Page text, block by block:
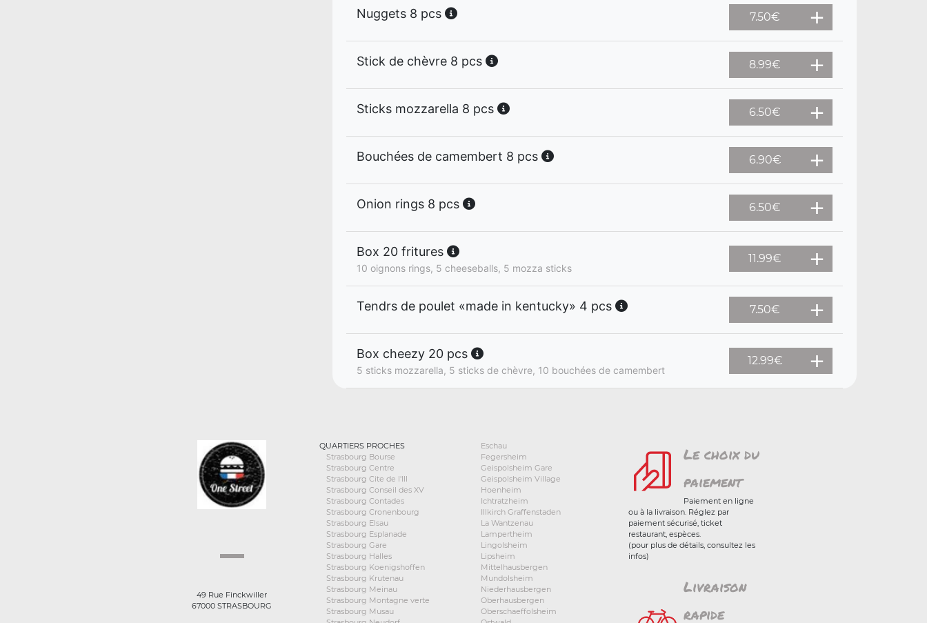
Nuggets 8 pcs 7.50€
Stick de chèvre 8 pcs 8.99€
Sticks mozzarella 8 pcs 6.50€
Bouchées de camembert 8 pcs 6.90€
Onion rings 8 pcs 6.50€
Box 20 fritures
10 oignons rings, 5 cheeseballs, 5 mozza sticks
11.99€
Tendrs de poulet «made in kentucky» 4 pcs 7.50€
Box cheezy 20 pcs
5 sticks mozzarella, 5 sticks de chèvre, 10 bouchées de camembert
12.99€
49 Rue Finckwiller
67000 STRASBOURG
QUARTIERS PROCHES
Strasbourg Bourse
Strasbourg Centre
Strasbourg Cite de l'Ill
Strasbourg Conseil des XV
Strasbourg Contades
Strasbourg Cronenbourg
Strasbourg Elsau
Strasbourg Esplanade
Strasbourg Gare
Strasbourg Halles
Strasbourg Koenigshoffen
Strasbourg Krutenau
Strasbourg Meinau
Strasbourg Montagne verte
Strasbourg Musau
Eschau
Fegersheim
Geispolsheim Gare
Geispolsheim Village
Hoenheim
Ichtratzheim
Illkirch Graffenstaden
La Wantzenau
Lampertheim
Lingolsheim
Lipsheim
Mittelhausbergen
Mundolsheim
Niederhausbergen
Oberhausbergen
Oberschaeffolsheim
Le choix du
paiement
Paiement en ligne
ou à la livraison. Réglez par
paiement sécurisé, ticket
restaurant, espèces.
(pour plus de détails, consultez les
infos)
Livraison
rapide